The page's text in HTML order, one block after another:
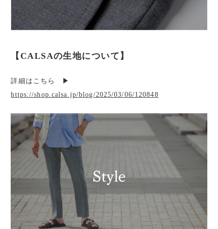
【CALSAの生地について】
詳細はこちら ▶︎
https://shop.calsa.jp/blog/2025/03/06/120848